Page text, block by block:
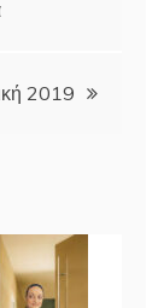
2019